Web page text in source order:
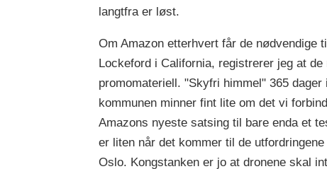
langtfra er løst.
Om Amazon etterhvert får de nødvendige
Lockeford i California, registrerer jeg at
promomateriell. "Skyfri himmel" 365
kommunen minner fint lite om det vi
Amazons nyeste satsing til bare enda et
er liten når det kommer til de
Oslo. Kongstanken er jo at dronene skal